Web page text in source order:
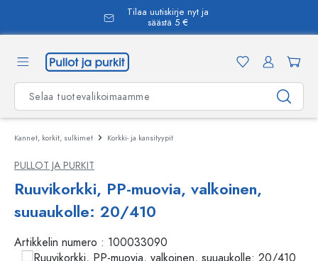
Tilaa uutiskirje nyt ja
säästä 5 €
Kannet, korkit, sulkimet Korkki- ja kansityypit
PULLOT JA PURKIT
Ruuvikorkki, PP-muovia, valkoinen,
suuaukolle: 20/410
Artikkelin numero : 100033090